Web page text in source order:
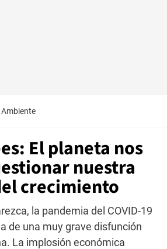
El planeta nos
nuestra
crecimiento
la pandemia del COVID-19
de una muy grave disfunción
La implosión económica